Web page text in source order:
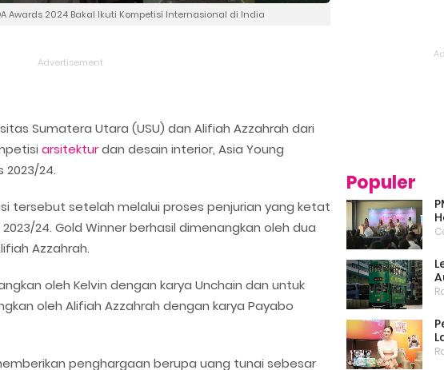
Awards 2024 Bakal Ikuti Kompetisi Internasional di India
Sumatera Utara (USU) dan Alifiah Azzahrah dari
arsitekturdan desain interior, Asia Young
2023/24.
tersebut setelah melalui proses penjurian yang ketat
24. Gold Winner berhasil dimenangkan oleh dua
Azzahrah.
oleh Kelvin dengan karya Unchain dan untuk
oleh Alifiah Azzahrah dengan karya Payabo
penghargaan berupa uang tunai sebesar
Populer